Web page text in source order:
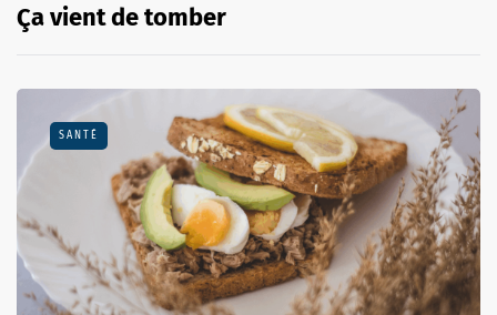
Ça vient de tomber
SANTÉ